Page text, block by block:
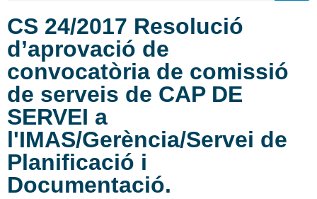
CS 24/2017 Resolució
d’aprovació de
convocatòria de comissió
de serveis de CAP DE
SERVEI a
l'IMAS/Gerència/Servei de
Planificació i
Documentació.